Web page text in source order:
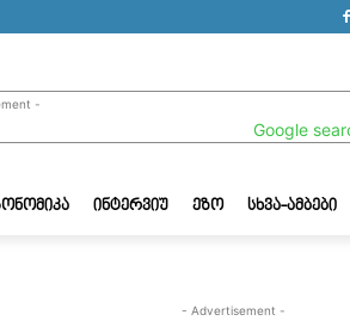
-
ᲘᲜᲢᲔᲠᲕᲘᲣ ᲔᲖᲝ ᲡᲮᲕᲐ-ᲐᲛᲑᲔᲑᲘ
- Advertisement -